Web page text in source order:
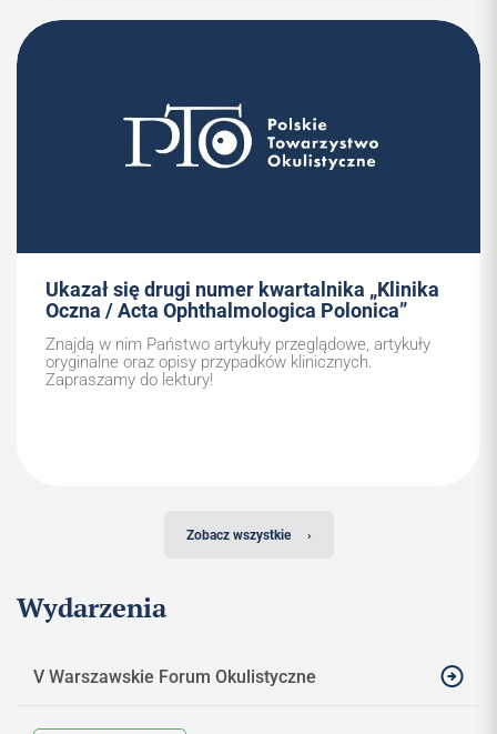
Ukazał się drugi numer kwartalnika „Klinika
Oczna / Acta Ophthalmologica Polonica”
Znajdą w nim Państwo artykuły przeglądowe, artykuły
oryginalne oraz opisy przypadków klinicznych.
Zapraszamy do lektury!
Zobacz wszystkie ›
Wydarzenia
V Warszawskie Forum Okulistyczne